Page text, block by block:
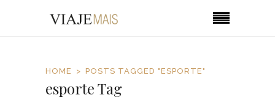
HOME POSTS TAGGED "ESPORTE"
esporte Tag